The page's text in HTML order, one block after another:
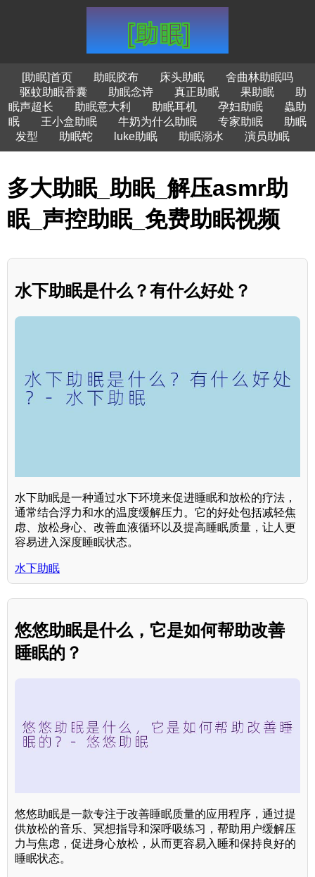
[助眠]首页 助眠胶布 床头助眠
舍曲林助眠吗
驱蚊助眠香囊
助眠念诗 真正助眠 果助眠
助
眠声超长
助眠意大利 助眠耳机 孕妇助眠
蟲助
眠
王小盒助眠 牛奶为什么助眠 专家助眠
助眠
发型
助眠蛇 luke助眠 助眠溺水 演员助眠
多大助眠_助眠_解压asmr助
眠_声控助眠_免费助眠视频
水下助眠是什么？有什么好处？
水下助眠是一种通过水下环境来促进睡眠和放松的疗法，
通常结合浮力和水的温度缓解压力。它的好处包括减轻焦
虑、放松身心、改善血液循环以及提高睡眠质量，让人更
容易进入深度睡眠状态。
水下助眠
悠悠助眠是什么，它是如何帮助改善
睡眠的？
悠悠助眠是一款专注于改善睡眠质量的应用程序，通过提
供放松的音乐、冥想指导和深呼吸练习，帮助用户缓解压
力与焦虑，促进身心放松，从而更容易入睡和保持良好的
睡眠状态。